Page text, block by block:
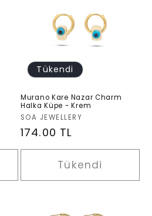
Tükendi
Murano Kare Nazar Charm
Halka Küpe - Krem
Satıcı:
SOA JEWELLERY
Normal
fiyat
174.00 TL
Tükendi